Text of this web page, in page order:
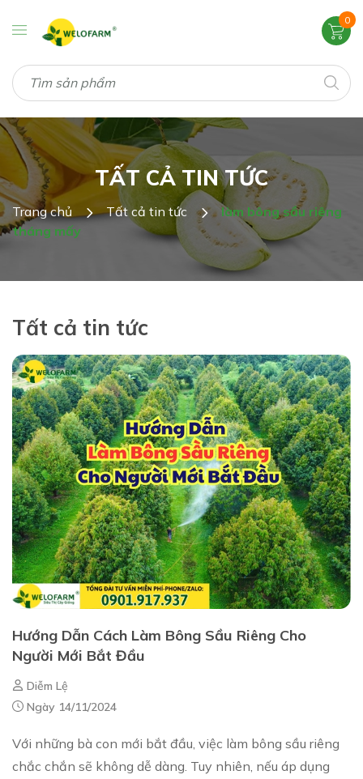
0
TẤT CẢ TIN TỨC
Trang chủ Tất cả tin tức
làm bông sầu riêng
tháng mấy
Tất cả tin tức
Hướng Dẫn Cách Làm Bông Sầu Riêng Cho
Người Mới Bắt Đầu
Diễm Lệ
Ngày 14/11/2024
Với những bà con mới bắt đầu, việc làm bông sầu riêng
chắc chắn sẽ không dễ dàng. Tuy nhiên, nếu áp dụng